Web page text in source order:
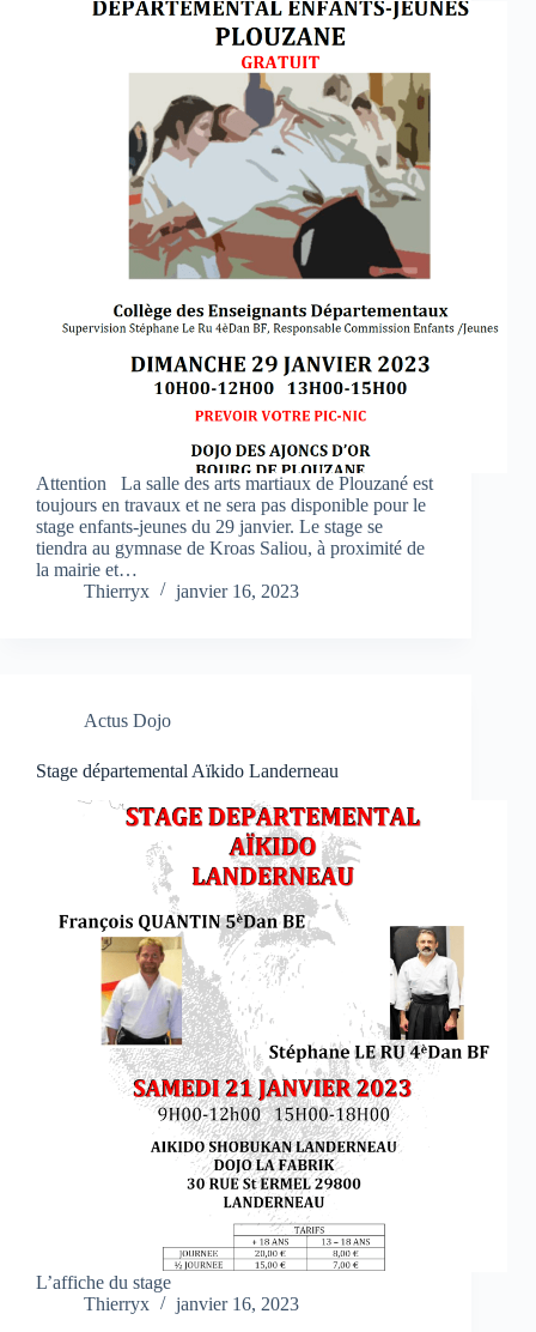
Attention La salle des arts martiaux de Plouzané est
toujours en travaux et ne sera pas disponible pour le
stage enfants-jeunes du 29 janvier. Le stage se
tiendra au gymnase de Kroas Saliou, à proximité de
la mairie et…
Thierryx
janvier 16, 2023
Actus Dojo
Stage départemental Aïkido Landerneau
L’affiche du stage
Thierryx
janvier 16, 2023